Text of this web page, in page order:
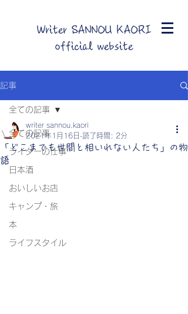
Writer SANNOU KAORI
official website
記事
全ての記事
ライターの仕事
日本酒
おいしいお店
キャンプ・旅
本
ライフスタイル
全ての記事
「どこまでも世間と相いれない人たち」の物
語
writer sannou.kaori
2021年1月16日 読了時間: 2分